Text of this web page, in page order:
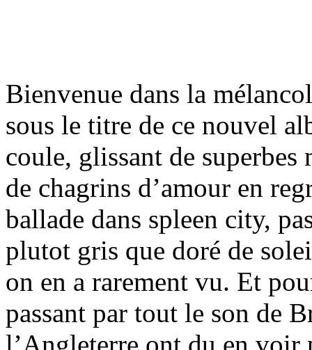
Bienvenue dans la
sous le titre de ce nouvel
coule, glissant de superbes
de chagrins d’amour en
ballade dans spleen city,
plutot gris que doré de
on en a rarement vu. Et
passant par tout le son de
l’Angleterre ont du en voir